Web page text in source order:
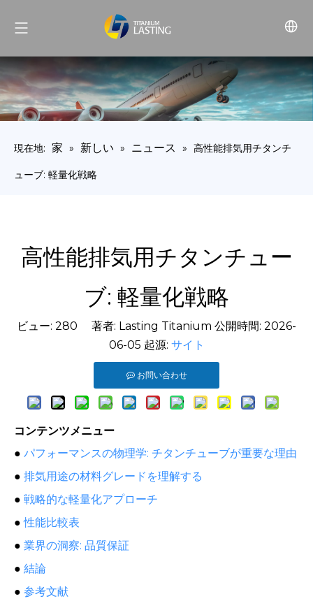
現在地: 家 » 新しい » ニュース » 高性能排気用チタンチ
ューブ: 軽量化戦略
高性能排気用チタンチュー
ブ: 軽量化戦略
ビュー: 280 著者: Lasting Titanium 公開時間: 2026-
06-05 起源: サイト
お問い合わせ
コンテンツメニュー
● パフォーマンスの物理学: チタンチューブが重要な理由
● 排気用途の材料グレードを理解する
● 戦略的な軽量化アプローチ
●性能比較表
● 業界の洞察: 品質保証
● 結論
● 参考文献